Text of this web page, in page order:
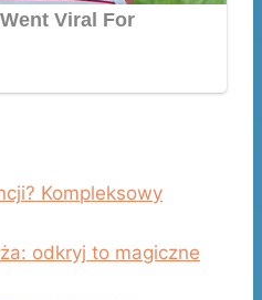
Kompleksowy
odkryj to magiczne